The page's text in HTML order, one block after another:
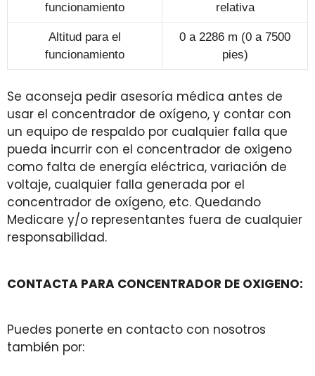
funcionamiento
relativa
Altitud para el
funcionamiento
0 a 2286 m (0 a 7500
pies)
Se aconseja pedir asesoría médica antes de
usar el concentrador de oxígeno, y contar con
un equipo de respaldo por cualquier falla que
pueda incurrir con el concentrador de oxigeno
como falta de energía eléctrica, variación de
voltaje, cualquier falla generada por el
concentrador de oxígeno, etc. Quedando
Medicare y/o representantes fuera de cualquier
responsabilidad.
CONTACTA PARA CONCENTRADOR DE OXIGENO:
Puedes ponerte en contacto con nosotros
también por: